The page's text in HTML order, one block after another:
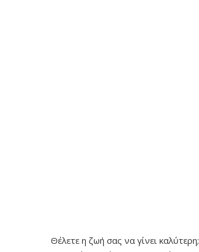
Θέλετε η ζωή σας να γίνει